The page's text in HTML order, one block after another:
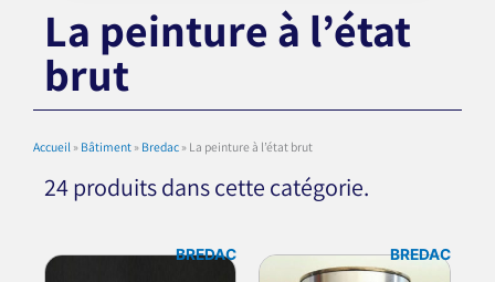
La peinture à l’état
brut
Accueil » Bâtiment » Bredac » La peinture à l’état brut
24 produits dans cette catégorie.
BREDAC BREDAC